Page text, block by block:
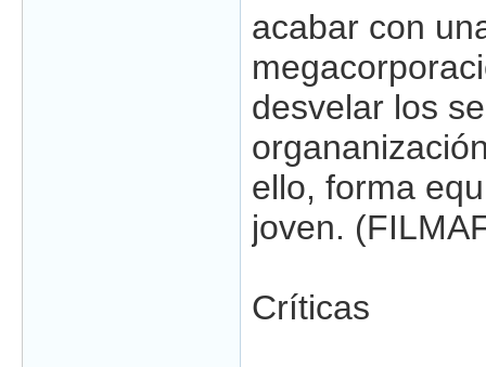
acabar con
desvelar los
ello, forma
joven.
Críticas